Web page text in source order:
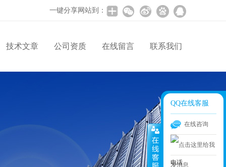
一键分享网站到：
技术文章 公司资质 在线留言 联系我们
QQ在线客服
在线咨询
电话